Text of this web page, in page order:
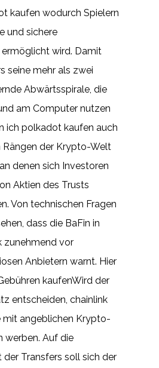
kaufen wodurch Spielern
und sichere
wird. Damit
seine mehr als zwei
Abwärtsspirale, die
am Computer nutzen
ich polkadot kaufen auch
Rängen der Krypto-Welt
denen sich Investoren
Aktien des Trusts
Von technischen Fragen
dass die BaFin in
zunehmend vor
Anbietern warnt. Hier
kaufenWird der
entscheiden, chainlink
mit angeblichen Krypto-
werben. Auf die
der Transfers soll sich der